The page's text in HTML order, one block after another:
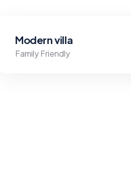
Modern villa
Family Friendly